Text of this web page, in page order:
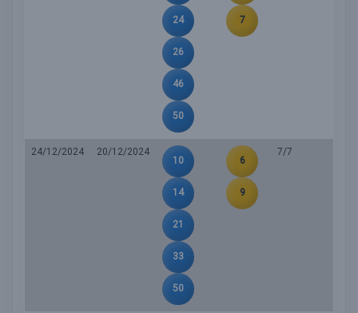
24
26
46
50
7
24/12/2024
20/12/2024
10
14
21
33
50
6
9
7/7